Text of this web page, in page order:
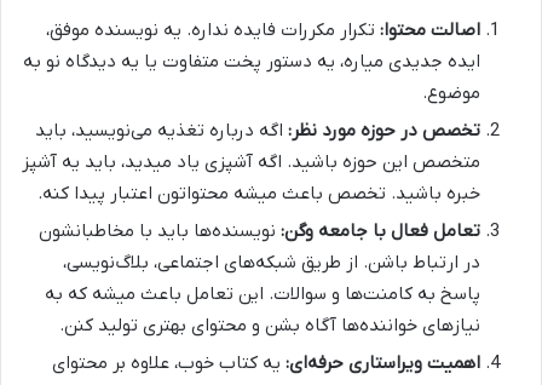
اصالت محتوا: تکرار مکررات فایده نداره. یه نویسنده موفق،
ایده جدیدی میاره، یه دستور پخت متفاوت یا یه دیدگاه نو به
موضوع.
تخصص در حوزه مورد نظر: اگه درباره تغذیه می‌نویسید، باید
متخصص این حوزه باشید. اگه آشپزی یاد میدید، باید یه آشپز
خبره باشید. تخصص باعث میشه محتواتون اعتبار پیدا کنه.
تعامل فعال با جامعه وگن: نویسنده‌ها باید با مخاطبانشون
در ارتباط باشن. از طریق شبکه‌های اجتماعی، بلاگ‌نویسی،
پاسخ به کامنت‌ها و سوالات. این تعامل باعث میشه که به
نیازهای خواننده‌ها آگاه بشن و محتوای بهتری تولید کنن.
اهمیت ویراستاری حرفه‌ای: یه کتاب خوب، علاوه بر محتوای